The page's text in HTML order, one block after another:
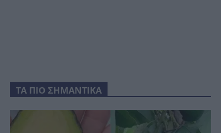
ΤΑ ΠΙΟ ΣΗΜΑΝΤΙΚΑ